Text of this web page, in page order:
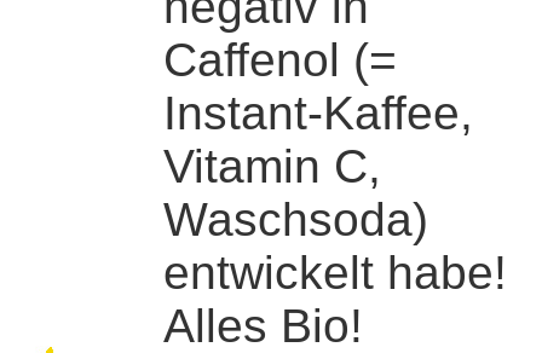
Caffenol (=
Instant-Kaffee,
Vitamin C,
Waschsoda)
entwickelt habe!
Alles Bio!